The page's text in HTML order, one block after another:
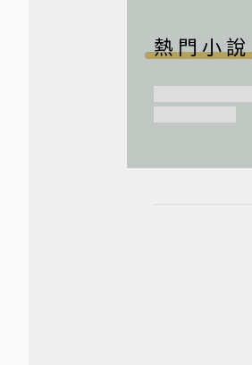
熱門小說